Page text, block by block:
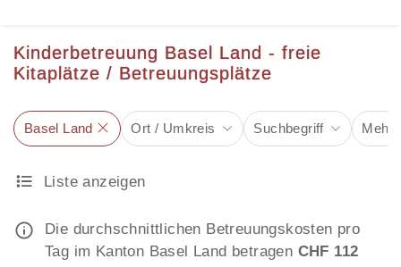
Kinderbetreuung Basel Land - freie
Kitaplätze / Betreuungsplätze
Basel Land Ort / Umkreis Suchbegriff Mehr
Liste anzeigen
Die durchschnittlichen Betreuungskosten pro
Tag im Kanton Basel Land betragen CHF 112